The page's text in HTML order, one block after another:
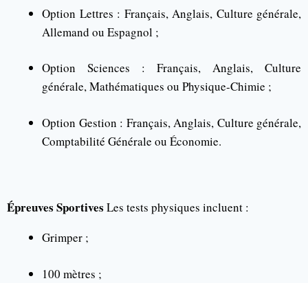
Option Lettres : Français, Anglais, Culture générale,
Allemand ou Espagnol ;
Option Sciences : Français, Anglais, Culture
générale, Mathématiques ou Physique-Chimie ;
Option Gestion : Français, Anglais, Culture générale,
Comptabilité Générale ou Économie.
Épreuves Sportives Les tests physiques incluent :
Grimper ;
100 mètres ;